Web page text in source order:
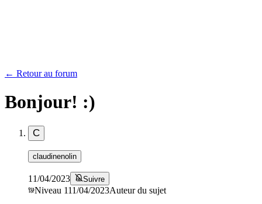
← Retour au forum
Bonjour! :)
C
claudinenolin
11/04/2023 Suivre
Niveau 111/04/2023Auteur du sujet